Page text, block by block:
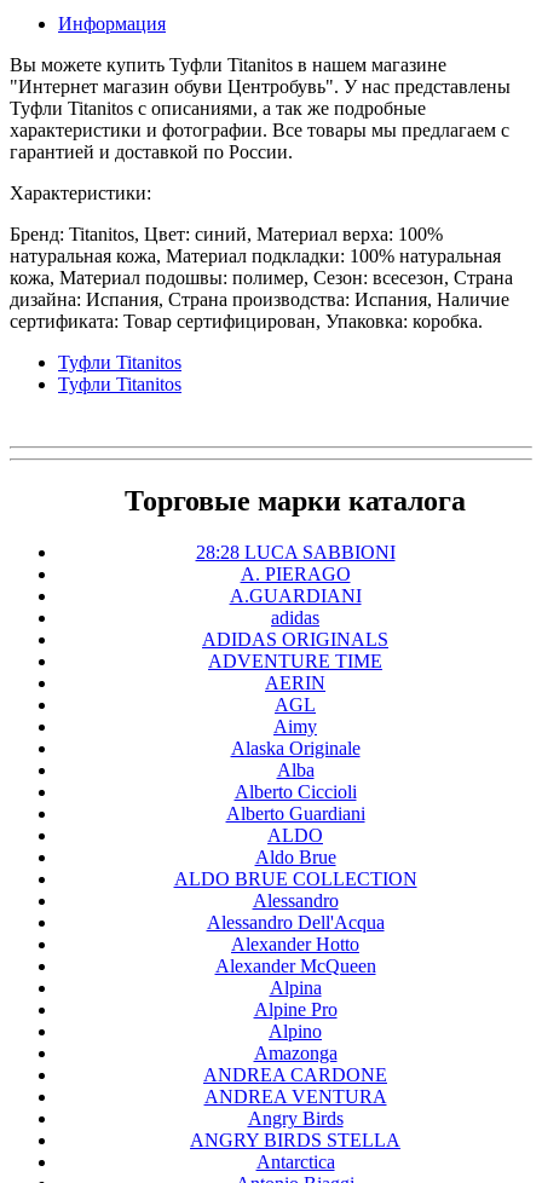
Информация
Вы можете купить Туфли Titanitos в нашем магазине
"Интернет магазин обуви Центробувь". У нас представлены
Туфли Titanitos с описаниями, а так же подробные
характеристики и фотографии. Все товары мы предлагаем с
гарантией и доставкой по России.
Характеристики:
Бренд: Titanitos, Цвет: синий, Материал верха: 100%
натуральная кожа, Материал подкладки: 100% натуральная
кожа, Материал подошвы: полимер, Сезон: всесезон, Страна
дизайна: Испания, Страна производства: Испания, Наличие
сертификата: Товар сертифицирован, Упаковка: коробка.
Туфли Titanitos
Туфли Titanitos
Торговые марки каталога
28:28 LUCA SABBIONI
A. PIERAGO
A.GUARDIANI
adidas
ADIDAS ORIGINALS
ADVENTURE TIME
AERIN
AGL
Aimy
Alaska Originale
Alba
Alberto Ciccioli
Alberto Guardiani
ALDO
Aldo Brue
ALDO BRUE COLLECTION
Alessandro
Alessandro Dell'Acqua
Alexander Hotto
Alexander McQueen
Alpina
Alpine Pro
Alpino
Amazonga
ANDREA CARDONE
ANDREA VENTURA
Angry Birds
ANGRY BIRDS STELLA
Antarctica